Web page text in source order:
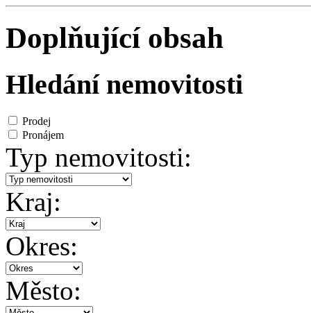
Doplňující obsah
Hledání nemovitosti
Prodej
Pronájem
Typ nemovitosti:
Kraj:
Okres:
Město: